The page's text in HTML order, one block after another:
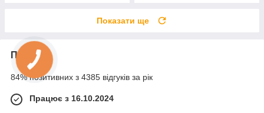
Показати ще
Про нас
84% позитивних з 4385 відгуків за рік
Працює з 16.10.2024